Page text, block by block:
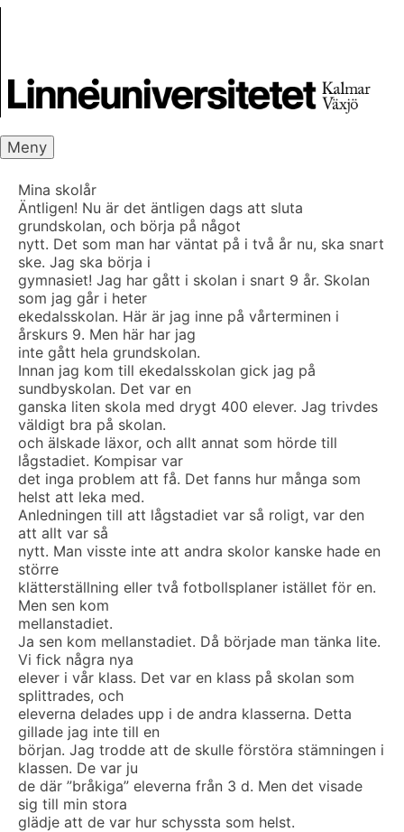
Meny
Mina skolår
Äntligen! Nu är det äntligen dags att sluta
grundskolan, och börja på något
nytt. Det som man har väntat på i två år nu, ska snart
ske. Jag ska börja i
gymnasiet! Jag har gått i skolan i snart 9 år. Skolan
som jag går i heter
ekedalsskolan. Här är jag inne på vårterminen i
årskurs 9. Men här har jag
inte gått hela grundskolan.
Innan jag kom till ekedalsskolan gick jag på
sundbyskolan. Det var en
ganska liten skola med drygt 400 elever. Jag trivdes
väldigt bra på skolan.
och älskade läxor, och allt annat som hörde till
lågstadiet. Kompisar var
det inga problem att få. Det fanns hur många som
helst att leka med.
Anledningen till att lågstadiet var så roligt, var den
att allt var så
nytt. Man visste inte att andra skolor kanske hade en
större
klätterställning eller två fotbollsplaner istället för en.
Men sen kom
mellanstadiet.
Ja sen kom mellanstadiet. Då började man tänka lite.
Vi fick några nya
elever i vår klass. Det var en klass på skolan som
splittrades, och
eleverna delades upp i de andra klasserna. Detta
gillade jag inte till en
början. Jag trodde att de skulle förstöra stämningen i
klassen. De var ju
de där ”bråkiga” eleverna från 3 d. Men det visade
sig till min stora
glädje att de var hur schyssta som helst.